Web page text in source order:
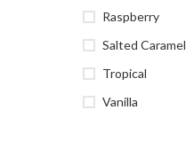
Raspberry
Salted Caramel
Tropical
Vanilla